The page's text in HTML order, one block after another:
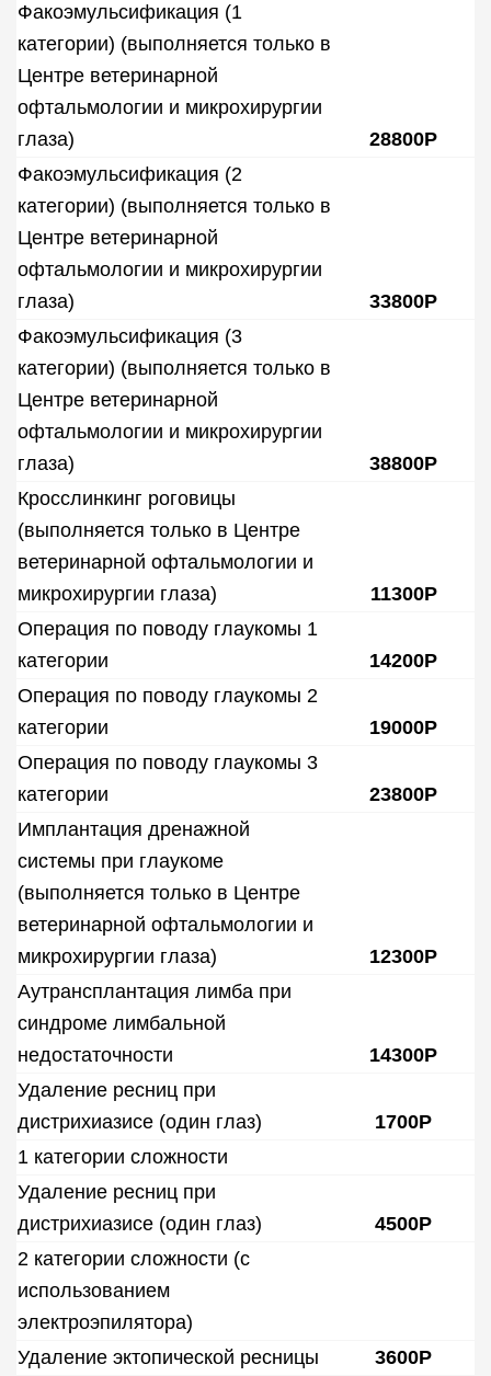
Факоэмульсификация (1
категории) (выполняется только в
Центре ветеринарной
офтальмологии и микрохирургии
глаза)
28800Р
Факоэмульсификация (2
категории) (выполняется только в
Центре ветеринарной
офтальмологии и микрохирургии
глаза)
33800Р
Факоэмульсификация (3
категории) (выполняется только в
Центре ветеринарной
офтальмологии и микрохирургии
глаза)
38800Р
Кросслинкинг роговицы
(выполняется только в Центре
ветеринарной офтальмологии и
микрохирургии глаза)
11300Р
Операция по поводу глаукомы 1
категории
14200Р
Операция по поводу глаукомы 2
категории
19000Р
Операция по поводу глаукомы 3
категории
23800Р
Имплантация дренажной
системы при глаукоме
(выполняется только в Центре
ветеринарной офтальмологии и
микрохирургии глаза)
12300Р
Аутрансплантация лимба при
синдроме лимбальной
недостаточности
14300Р
Удаление ресниц при
дистрихиазисе (один глаз)
1700Р
1 категории сложности
Удаление ресниц при
дистрихиазисе (один глаз)
4500Р
2 категории сложности (с
использованием
электроэпилятора)
Удаление эктопической ресницы
3600Р